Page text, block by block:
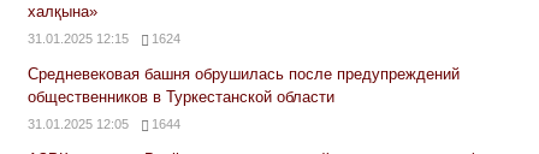
халқына»
31.01.2025 12:15 1624
Средневековая башня обрушилась после предупреждений
общественников в Туркестанской области
31.01.2025 12:05 1644